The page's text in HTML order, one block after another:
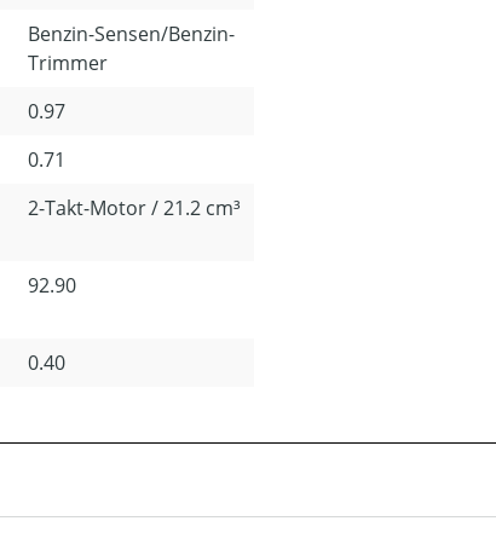
Benzin-Sensen/Benzin-
Trimmer
0.97
0.71
2-Takt-Motor / 21.2 cm³
92.90
0.40